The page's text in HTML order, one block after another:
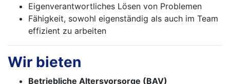
Eigenverantwortliches Lösen von Problemen
Fähigkeit, sowohl eigenständig als auch im Team
effizient zu arbeiten
Wir bieten
Betriebliche Altersvorsorge (BAV)